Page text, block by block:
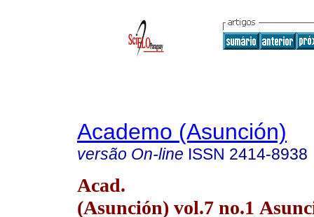
Academo (Asunción)
versão On-line ISSN 2414-8938
Acad.
(Asunción) vol.7 no.1